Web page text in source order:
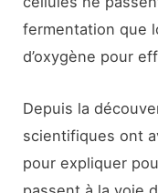
fermentation que
d’oxygène pour
Depuis la
scientifiques ont
pour expliquer